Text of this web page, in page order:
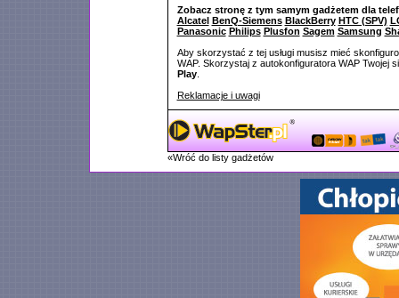
Zobacz stronę z tym samym gadżetem dla
Alcatel BenQ-Siemens BlackBerry HTC (SPV)
Panasonic Philips Plusfon Sagem Samsung
Aby skorzystać z tej usługi musisz mieć
WAP. Skorzystaj z autokonfiguratora WAP Twojej
Play.
Reklamacje i uwagi
«Wróć do listy gadżetów